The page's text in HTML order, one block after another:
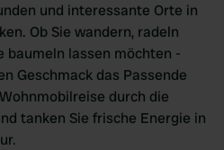
und interessante Orte in
Ob Sie wandern, radeln
baumeln lassen möchten -
Geschmack das Passende
durch die
tanken Sie frische Energie in